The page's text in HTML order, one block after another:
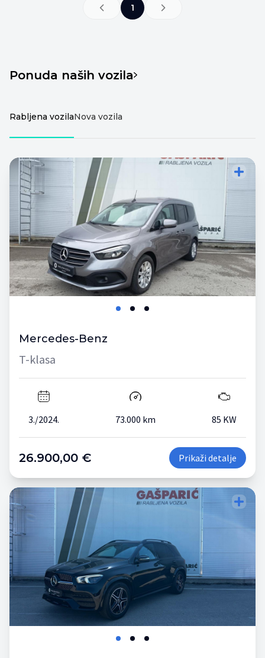
1
Ponuda naših vozila
Rabljena vozilaNova vozila
Dodajte vozilo za
usporedbu
Mercedes-Benz
T-klasa
3./2024. 73.000 km 85 KW
26.900,00 € Prikaži detalje